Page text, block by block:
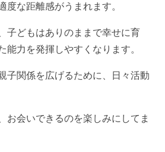
度な距離感がうまれます。
子どもはありのままで幸せに育
能力を発揮しやすくなります。
子関係を広げるために、日々活動
お会いできるのを楽しみにしてま